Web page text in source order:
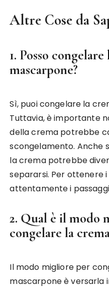
Altre Cose da
1. Posso
mascarpone?
Sì, puoi congelare la
Tuttavia, è importante
della crema potrebbe
scongelamento. Anche
la crema potrebbe
separarsi. Per ottenere
attentamente i
2. Qual è il modo
congelare la
Il modo migliore per
mascarpone è versarla